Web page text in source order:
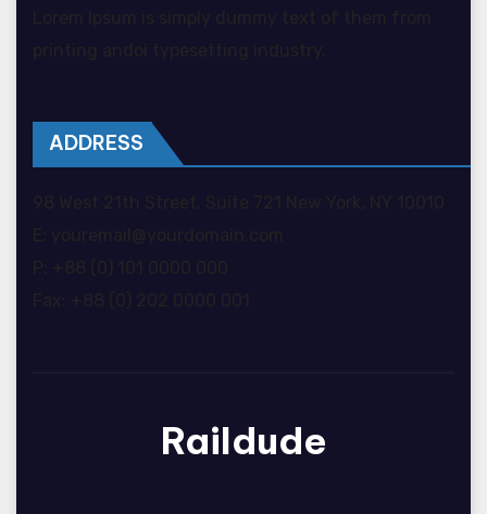
ADDRESS
Raildude